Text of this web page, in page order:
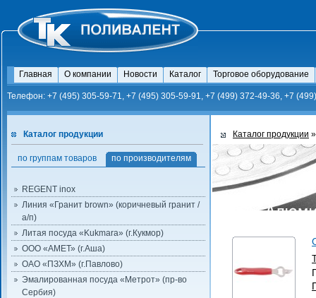
Главная О компании Новости Каталог Торговое оборудование
Телефон: +7 (495) 305-59-71, +7 (495) 305-59-91, +7 (499) 372-49-36, +7
Каталог продукции
по группам товаров по производителям
REGENT inox
Линия «Гранит brown» (коричневый гранит /
а/п)
Литая посуда «Kukmara» (г.Кукмор)
ООО «АМЕТ» (г.Аша)
ОАО «ПЗХМ» (г.Павлово)
Эмалированная посуда «Метрот» (пр-во
Сербия)
Каталог продукции